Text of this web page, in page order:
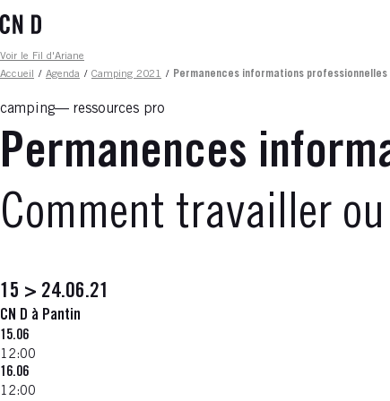
au
principal
Fil d'ariane
Voir le Fil d'Ariane
Accueil
/ Agenda / Camping 2021 / Permanences informations professionnelles
camping ressources pro
Permanences
Comment travailler
15 > 24.06.21
CN D à Pantin
15.06
12:00
16.06
12:00